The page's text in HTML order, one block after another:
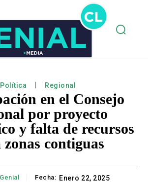
Política Regional
en el Consejo
por proyecto
y falta de recursos
contiguas
Fecha: Enero 22, 2025